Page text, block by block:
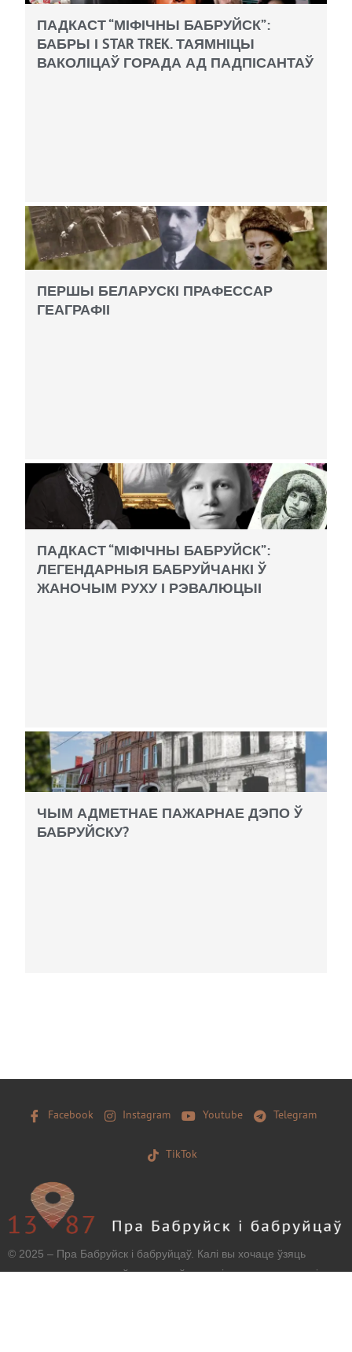
ПАДКАСТ “МІФІЧНЫ БАБРУЙСК”:
БАБРЫ І STAR TREK. ТАЯМНІЦЫ
ВАКОЛІЦАЎ ГОРАДА АД ПАДПІСАНТАЎ
ПЕРШЫ БЕЛАРУСКІ ПРАФЕССАР
ГЕАГРАФІІ
ПАДКАСТ “МІФІЧНЫ БАБРУЙСК”:
ЛЕГЕНДАРНЫЯ БАБРУЙЧАНКІ Ў
ЖАНОЧЫМ РУХУ І РЭВАЛЮЦЫІ
ЧЫМ АДМЕТНАЕ ПАЖАРНАЕ ДЭПО Ў
БАБРУЙСКУ?
Facebook Instagram Youtube Telegram
TikTok
© 2025 – Пра Бабруйск і бабруйцаў. Калі вы хочаце ўзяць
матэрыял з нашага сайту, захавайце, калі ласка, загаловак і